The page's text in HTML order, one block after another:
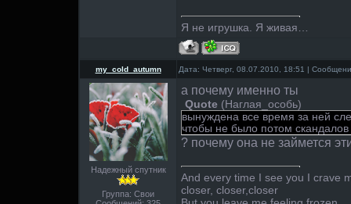
Я не игрушка. Я живая…
my_cold_autumn Дата: Четверг, 08.07.2010, 18:51 |
Надежный спутник
Группа: Свои
а почему именно ты
Quote (Наглая_особь)
вынуждена все время за ней
чтобы не было потом скандалов
? почему она не займется
And every time I see you I crave
closer, closer,closer